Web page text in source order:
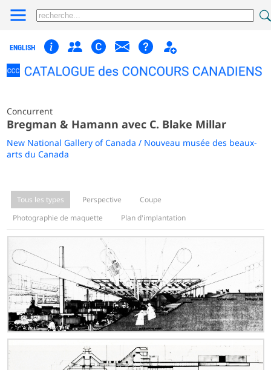
ENGLISH
Concurrent
Bregman & Hamann avec C. Blake Millar
New National Gallery of Canada / Nouveau musée des beaux-
arts du Canada
Tous les types Perspective
Coupe
Photographie de maquette
Plan d'implantation